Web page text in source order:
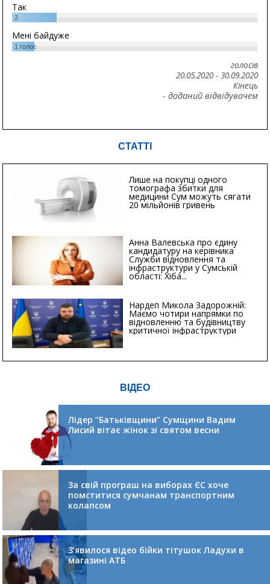
Так
2
Мені байдуже
1 голос
голосів
20.05.2020- 30.09.2020
Кінець
- доданий відвідувачем
СТАТТІ
Лише на покупці одного
томографа збитки для
медицини Сум можуть сягати
20 мільйонів гривень
Анна Валевська про єдину
кандидатуру на керівника
Служби відновлення та
інфраструктури у Сумській
області: Хіба...
Нардеп Микола Задорожній:
Маємо чотири напрямки по
відновленню та будівництву
критичної інфраструктури
ВІДЕО
Лідер “Батьківщини” Сумщини Вадим
Лисий вітає жінок зі святом весни
За свій програш на виборах ЄС хоче
помститися сумчанам транспортним
колапсом
З’явилося відео бійки тітушок Ладухи в
магазині АТБ